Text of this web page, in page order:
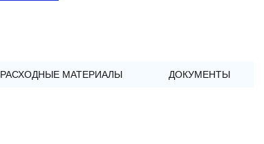
РАСХОДНЫЕ МАТЕРИАЛЫ ДОКУМЕНТЫ